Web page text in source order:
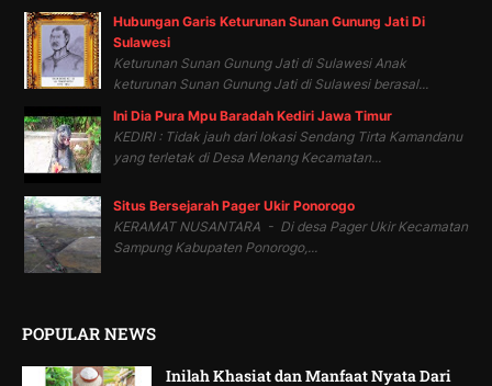
Hubungan Garis Keturunan Sunan Gunung Jati Di
Sulawesi
Keturunan Sunan Gunung Jati di Sulawesi Anak
keturunan Sunan Gunung Jati di Sulawesi berasal...
Ini Dia Pura Mpu Baradah Kediri Jawa Timur
KEDIRI : Tidak jauh dari lokasi Sendang Tirta Kamandanu
yang terletak di Desa Menang Kecamatan...
Situs Bersejarah Pager Ukir Ponorogo
KERAMAT NUSANTARA - Di desa Pager Ukir Kecamatan
Sampung Kabupaten Ponorogo,...
POPULAR NEWS
Inilah Khasiat dan Manfaat Nyata Dari